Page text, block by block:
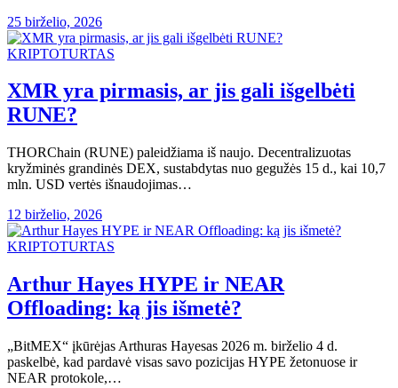
25 birželio, 2026
KRIPTOTURTAS
XMR yra pirmasis, ar jis gali išgelbėti
RUNE?
THORChain (RUNE) paleidžiama iš naujo. Decentralizuotas
kryžminės grandinės DEX, sustabdytas nuo gegužės 15 d., kai 10,7
mln. USD vertės išnaudojimas…
12 birželio, 2026
KRIPTOTURTAS
Arthur Hayes HYPE ir NEAR
Offloading: ką jis išmetė?
„BitMEX“ įkūrėjas Arthuras Hayesas 2026 m. birželio 4 d.
paskelbė, kad pardavė visas savo pozicijas HYPE žetonuose ir
NEAR protokole,…